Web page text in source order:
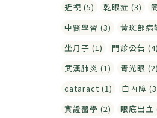
近視 (5)
乾眼症 (3)
中醫學習 (3)
黃斑部病
坐月子 (1)
門診公告 (4)
武漢肺炎 (1)
青光眼 (2)
cataract (1)
白內障
實證醫學 (2)
眼底出血